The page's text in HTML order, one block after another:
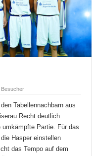
Besucher
Tabellennachbarn aus
Recht deutlich
umkämpfte Partie. Für das
Hasper einstellen
das Tempo auf dem